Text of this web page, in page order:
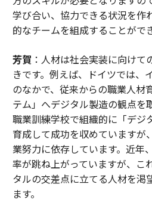
学び合い、協力できる状況を作
的なチームを組成することがで
芳賀 ：人材は社会実装に向けて
きです。例えば、ドイツでは、
のなかで、従来からの職業人材
テム」へデジタル製造の観点を
職業訓練学校で組織的に「デジ
育成して成功を収めていますが
業努力に依存しています。近年
率が跳ね上がっていますが、こ
タルの交差点に立てる人材を渇
ます。